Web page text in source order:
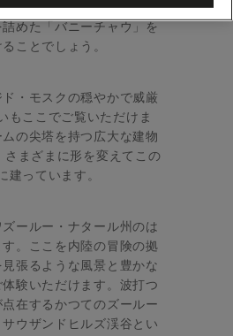
食店では、半分に切った
めた「バニーチャウ」を
ることでしょう。
・モスクの穏やかで威厳
もここでご覧いただけま
の尖塔を持つ広大な建物
さまざまに形を変えてこの
建っています。
ールー・ナタール州のは
。ここを内陸の冒険の拠
張るような風景と豊かな
験いただけます。波打つ
在するかつてのズールー
ウザンドヒルズ渓谷とい